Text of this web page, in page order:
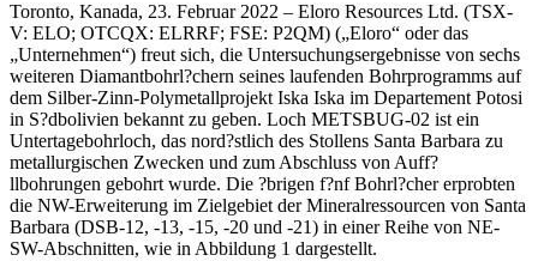
Toronto, Kanada, 23. Februar 2022 – Eloro Resources Ltd. (TSX-
V: ELO; OTCQX: ELRRF; FSE: P2QM) („Eloro“ oder das
„Unternehmen“) freut sich, die Untersuchungsergebnisse von sechs
weiteren Diamantbohrl?chern seines laufenden Bohrprogramms auf
dem Silber-Zinn-Polymetallprojekt Iska Iska im Departement Potosi
in S?dbolivien bekannt zu geben. Loch METSBUG-02 ist ein
Untertagebohrloch, das nord?stlich des Stollens Santa Barbara zu
metallurgischen Zwecken und zum Abschluss von Auff?
llbohrungen gebohrt wurde. Die ?brigen f?nf Bohrl?cher erprobten
die NW-Erweiterung im Zielgebiet der Mineralressourcen von Santa
Barbara (DSB-12, -13, -15, -20 und -21) in einer Reihe von NE-
SW-Abschnitten, wie in Abbildung 1 dargestellt.